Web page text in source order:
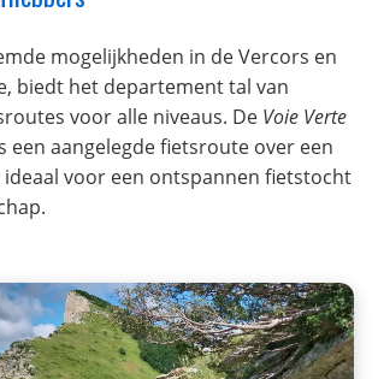
mogelijkheden in de Vercors en
biedt het departement tal van
voor alle niveaus. De Voie Verte
een aangelegde fietsroute over een
voor een ontspannen fietstocht